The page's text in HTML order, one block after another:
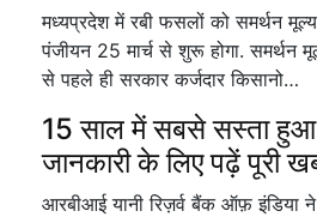
मध्यप्रदेश में रबी फसलों को समर्थन
पंजीयन 25 मार्च से शुरू होगा. समर्थन
से पहले ही सरकार कर्जदार किसानो…
15 साल में सबसे सस्ता हुआ
जानकारी के लिए पढ़ें पूरी
आरबीआई यानी रिज़र्व बैंक ऑफ़ इंडिया